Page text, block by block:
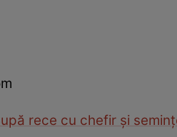
rece cu chefir şi